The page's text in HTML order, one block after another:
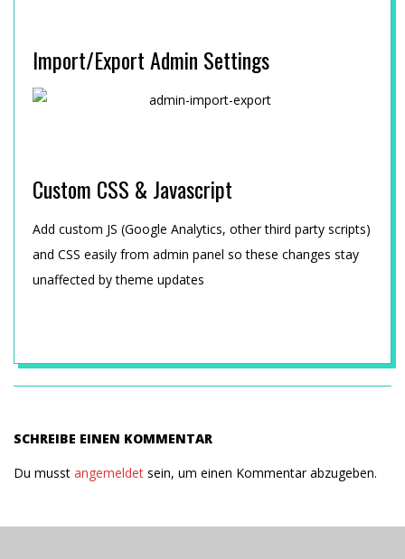
K
Import/Export Admin Settings
Custom CSS & Javascript
Add custom JS (Google Analytics, other third party scripts)
and CSS easily from admin panel so these changes stay
unaffected by theme updates
SCHREIBE EINEN KOMMENTAR
Du musst angemeldet sein, um einen Kommentar abzugeben.